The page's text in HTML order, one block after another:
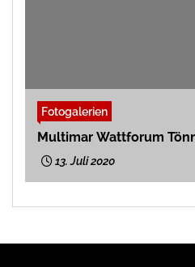
Fotogalerien
Multimar Wattforum
13. Juli 2020